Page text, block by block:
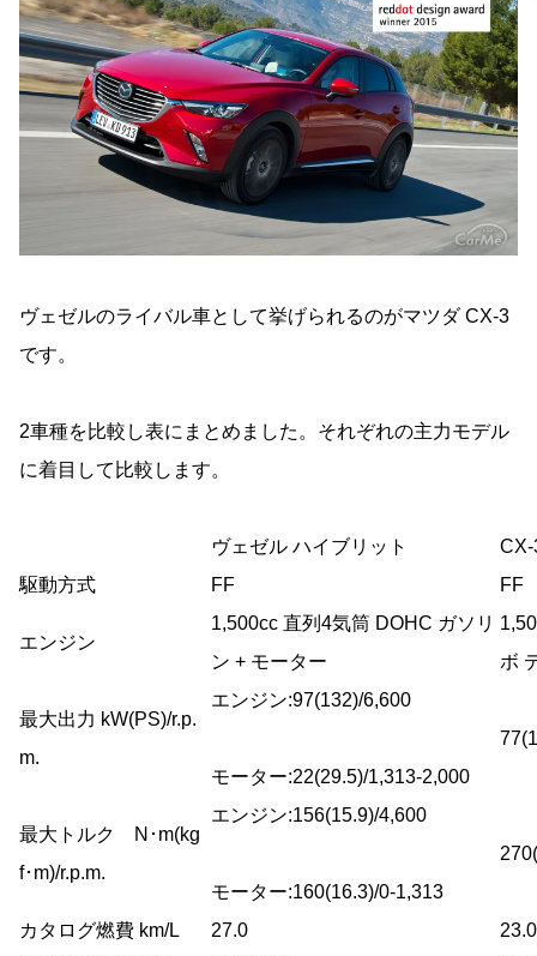
ヴェゼルのライバル車として挙げられるのがマツダ CX-3
です。
2車種を比較し表にまとめました。それぞれの主力モデル
に着目して比較します。
ヴェゼル ハイブリット
CX-
駆動方式
FF FF
エンジン
1,500cc 直列4気筒 DOHC ガソリ
ン + モーター
ボ
最大出力 kW(PS)/r.p.
m.
エンジン:97(132)/6,600
モーター:22(29.5)/1,313-2,000
最大トルク N･m(kg
f･m)/r.p.m.
エンジン:156(15.9)/4,600
モーター:160(16.3)/0-1,313
カタログ燃費 km/L 27.0
23.0